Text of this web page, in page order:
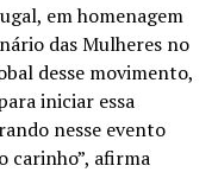
em homenagem
das Mulheres no
desse movimento,
iniciar essa
nesse evento
carinho”, afirma